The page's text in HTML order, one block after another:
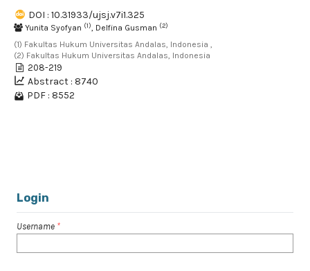
DOI : 10.31933/ujsj.v7i1.325
Yunita Syofyan (1), Delfina Gusman (2)
(1) Fakultas Hukum Universitas Andalas, Indonesia ,
(2) Fakultas Hukum Universitas Andalas, Indonesia
208-219
Abstract : 8740
PDF : 8552
Login
Username *